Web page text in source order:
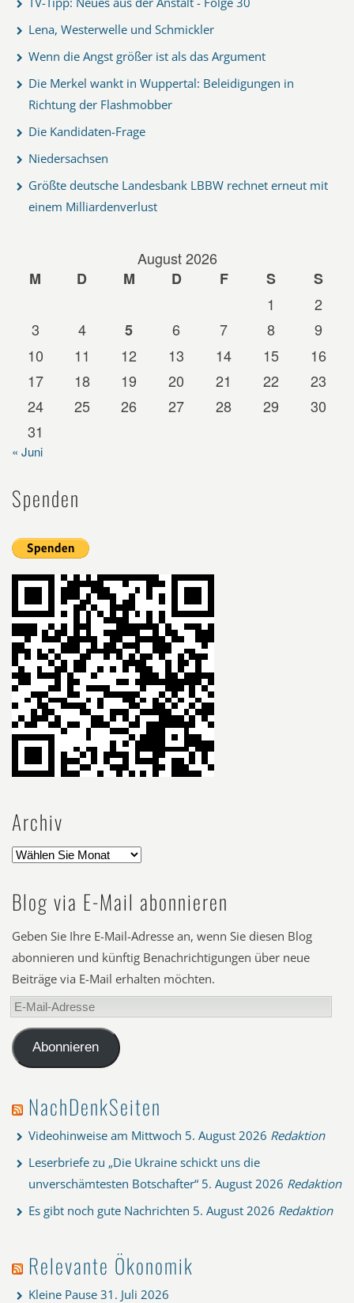
Lena, Westerwelle und Schmickler
Wenn die Angst größer ist als das Argument
Die Merkel wankt in Wuppertal: Beleidigungen in
Richtung der Flashmobber
Die Kandidaten-Frage
Niedersachsen
Größte deutsche Landesbank LBBW rechnet erneut mit
einem Milliardenverlust
August 2026
M
D M D F S
S
1
2
3
4 5 6 7 8
9
10
11 12 13 14 15
16
17
18 19 20 21 22
23
24
25 26 27 28 29
30
31
« Juni
Spenden
Archiv
Blog via E-Mail abonnieren
Geben Sie Ihre E-Mail-Adresse an, wenn Sie diesen Blog
abonnieren und künftig Benachrichtigungen über neue
Beiträge via E-Mail erhalten möchten.
E-
Mail-
AdresseAbonnieren
NachDenkSeiten
Videohinweise am Mittwoch 5. August 2026 Redaktion
Leserbriefe zu „Die Ukraine schickt uns die
unverschämtesten Botschafter“ 5. August 2026 Redaktion
Es gibt noch gute Nachrichten 5. August 2026 Redaktion
Relevante Ökonomik
Kleine Pause 31. Juli 2026